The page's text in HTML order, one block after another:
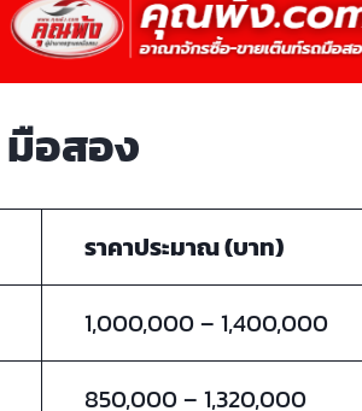
มือสอง
ราคาประมาณ (บาท)
1,000,000 – 1,400,000
850,000 – 1,320,000